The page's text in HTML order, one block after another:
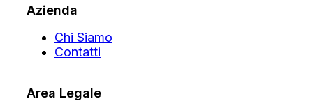
Azienda
Chi Siamo
Contatti
Area Legale